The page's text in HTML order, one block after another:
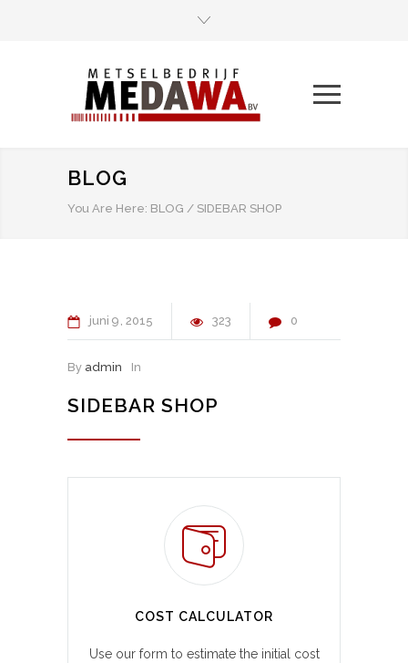
BLOG
You Are Here: BLOG / SIDEBAR SHOP
juni 9 2015 323 0
By admin In
SIDEBAR SHOP
COST CALCULATOR
Use our form to estimate the initial cost